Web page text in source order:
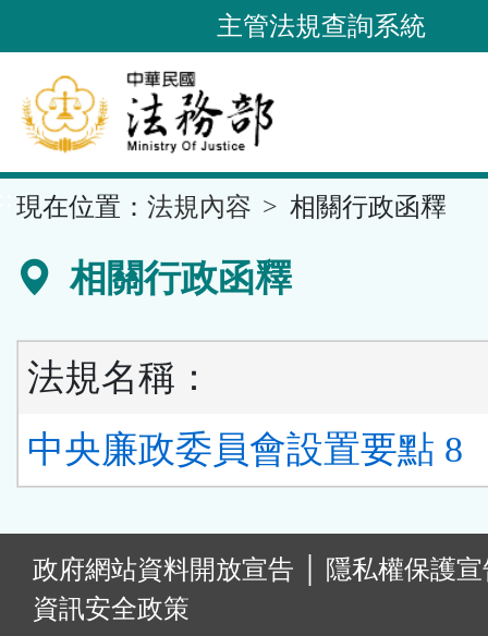
到
要
內
容
區
主管法規查詢系統
現在位置： 法規內容 相關行政函釋
相關行政函釋
法規名稱：
中央廉政委員會設置要點 8
政府網站資料開放宣告
隱私權保護
資訊安全政策